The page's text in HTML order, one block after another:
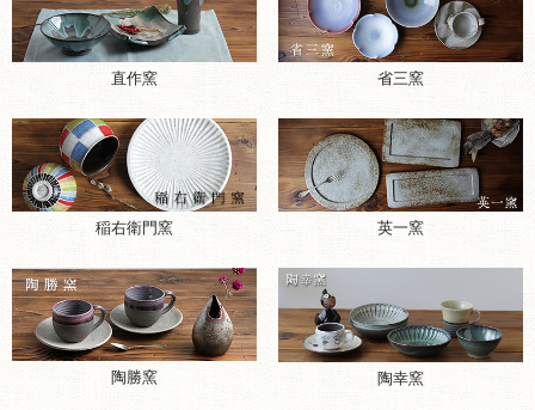
直作窯 省三窯
稲右衛門窯 英一窯
陶勝窯 陶幸窯